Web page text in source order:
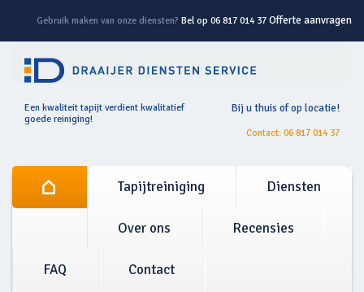
Gebruik maken van onze diensten? Bel op 06 817 014 37 Offerte aanvragen
Bij u thuis of op locatie!
Contact: 06 817 014 37
Een kwaliteit tapijt verdient kwalitatief
goede reiniging!
Tapijtreiniging Diensten
Over ons Recensies
FAQ Contact